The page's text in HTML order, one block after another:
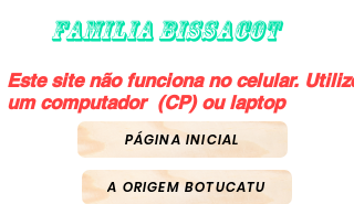
FAMILIA BISSACOT
Este site não funciona no celular. Utilize
um computador (CP) ou laptop
PÁGINA INICIAL
A ORIGEM BOTUCATU